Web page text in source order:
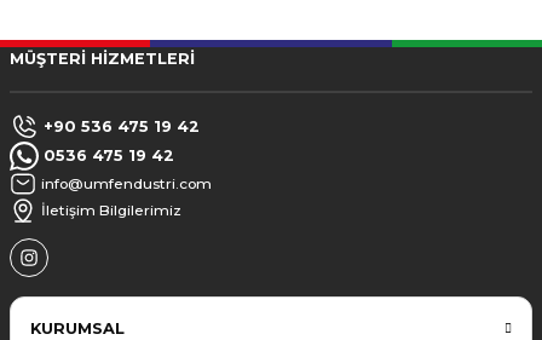
MÜŞTERİ HİZMETLERİ
+90 536 475 19 42
0536 475 19 42
info@umfendustri.com
İletişim Bilgilerimiz
KURUMSAL